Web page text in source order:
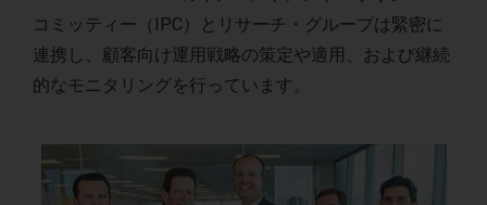
コミッティー（IPC）とリサーチ・グループは緊密に
連携し、顧客向け運用戦略の策定や適用、および継続
的なモニタリングを行っています。